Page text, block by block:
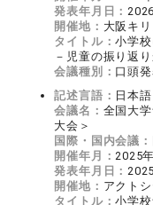
発表年月日：
開催地： 大阪キ
タイトル：小学
－児童の振り返
会議種別： 口頭発
記述言語： 日本語
会議名： 全国大
大会＞
国際・国内会議：
開催年月： 2025
発表年月日：
開催地： アクト
タイトル：小学